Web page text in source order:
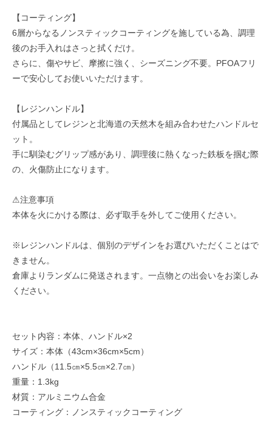
【コーティング】
6層からなるノンスティックコーティングを施している為、調理
後のお手入れはさっと拭くだけ。
さらに、傷やサビ、摩擦に強く、シーズニング不要。PFOAフリ
ーで安心してお使いいただけます。
【レジンハンドル】
付属品としてレジンと北海道の天然木を組み合わせたハンドルセ
ット。
手に馴染むグリップ感があり、調理後に熱くなった鉄板を掴む際
の、火傷防止になります。
⚠︎注意事項
本体を火にかける際は、必ず取手を外してご使用ください。
※レジンハンドルは、個別のデザインをお選びいただくことはで
きません。
倉庫よりランダムに発送されます。一点物との出会いをお楽しみ
ください。
セット内容：本体、ハンドル×2
サイズ：本体（43cm×36cm×5cm）
ハンドル（11.5㎝×5.5㎝×2.7㎝）
重量：1.3kg
材質：アルミニウム合金
コーティング：ノンスティックコーティング